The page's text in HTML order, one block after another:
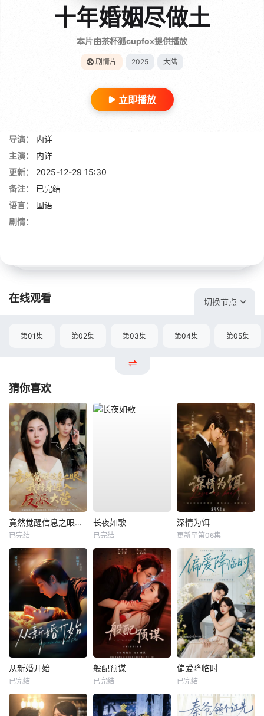
十年婚姻尽做土
本片由茶杯狐cupfox提供播放
剧情片 2025 大陆
立即播放
导演：
内详
主演：
内详
更新：
2025-12-29 15:30
备注：
已完结
语言：
国语
剧情：
在线观看 切换节点
第01集 第02集 第03集 第04集 第05集
猜你喜欢
竟然觉醒信息之眼，我转身进入反派大营
已完结
长夜如歌
已完结
深情为饵
更新至第06集
从新婚开始
已完结
般配预谋
已完结
偏爱降临时
已完结